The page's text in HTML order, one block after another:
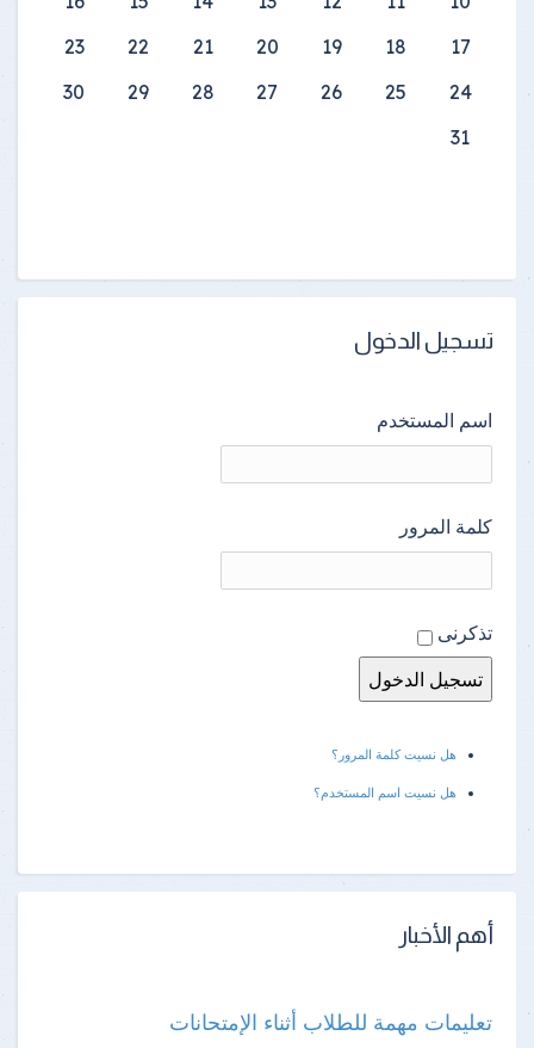
17
18
19
20
21
22
23
24
25
26
27
28
29
30
31
تسجيل الدخول
اسم المستخدم
كلمة المرور
تذكرنى
هل نسيت كلمة المرور؟
هل نسيت اسم المستخدم؟
أهم الأخبار
تعليمات مهمة للطلاب أثناء الإمتحانات